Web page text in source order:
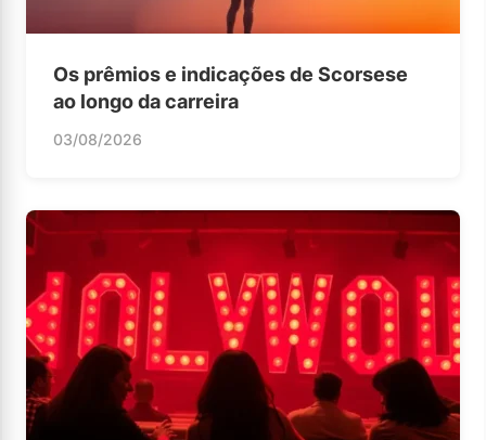
Os prêmios e indicações de Scorsese
ao longo da carreira
03/08/2026